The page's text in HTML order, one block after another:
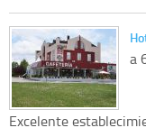
a
Excelente